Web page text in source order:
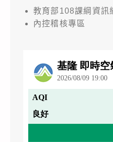
教育部108課綱資訊
內控稽核專區